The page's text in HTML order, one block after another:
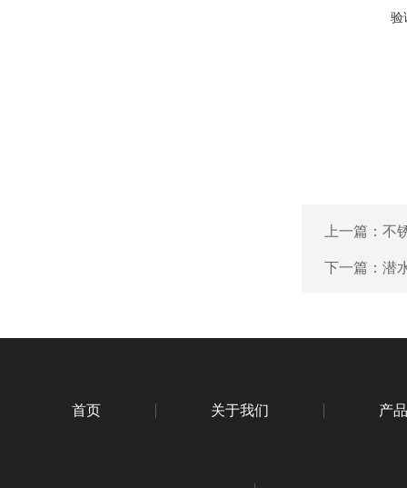
验
上一篇： 不
下一篇： 潜
首页 关于我们 产